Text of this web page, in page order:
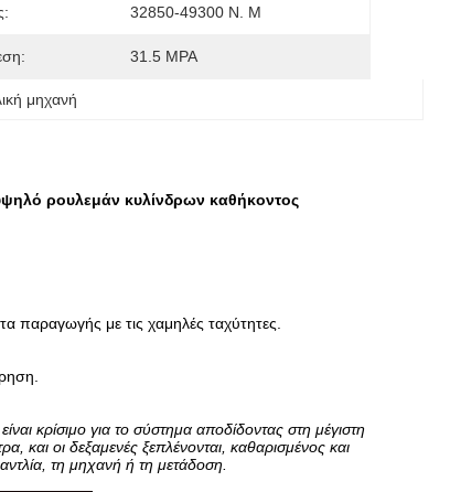
32850-49300 Ν. Μ
31.5 MPA
μηχανή
ρουλεμάν κυλίνδρων καθήκοντος
με τις χαμηλές ταχύτητες.
κρίσιμο για το σύστημα αποδίδοντας στη μέγιστη
και οι δεξαμενές ξεπλένονται, καθαρισμένος και
τη μηχανή ή τη μετάδοση.